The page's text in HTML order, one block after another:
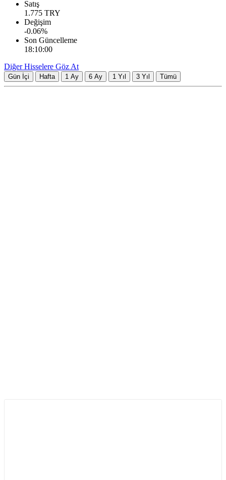
Satış
1.775 TRY
Değişim
-0.06%
Son Güncelleme
18:10:00
Diğer Hisselere Göz At
Gün İçi Hafta 1 Ay 6 Ay 1 Yıl 3 Yıl Tümü